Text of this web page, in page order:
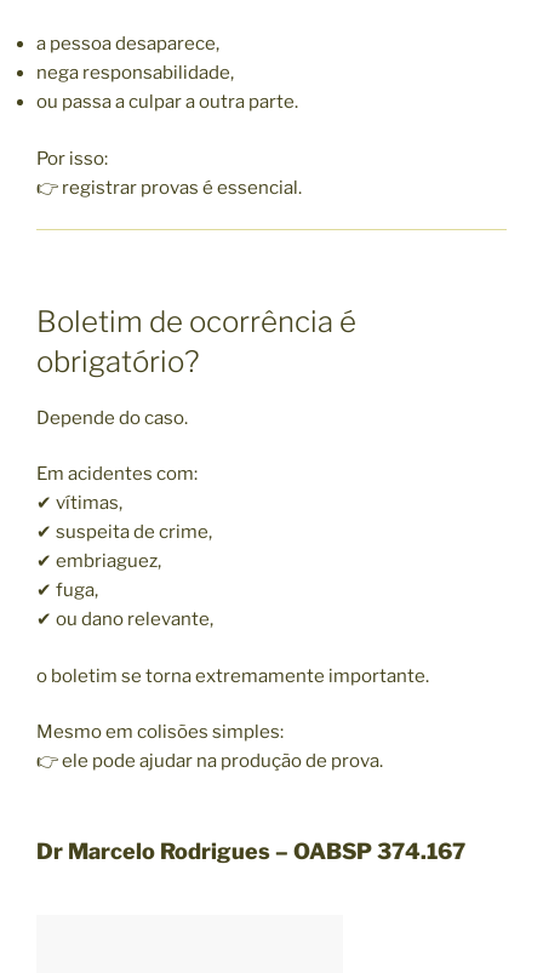
a pessoa desaparece,
nega responsabilidade,
ou passa a culpar a outra parte.
Por isso:
👉 registrar provas é essencial.
Boletim de ocorrência é
obrigatório?
Depende do caso.
Em acidentes com:
✔ vítimas,
✔ suspeita de crime,
✔ embriaguez,
✔ fuga,
✔ ou dano relevante,
o boletim se torna extremamente importante.
Mesmo em colisões simples:
👉 ele pode ajudar na produção de prova.
Dr Marcelo Rodrigues – OABSP 374.167